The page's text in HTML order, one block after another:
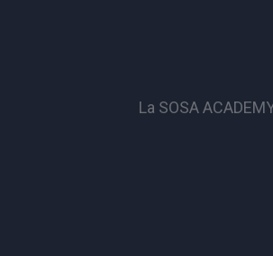
La SOSA